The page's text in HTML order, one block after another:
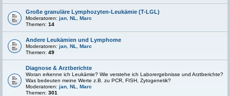
Große granuläre Lymphozyten-Leukämie (T-LGL)
Moderatoren: jan NL
Marc
Themen: 14
Andere Leukämien und Lymphome
Moderatoren: jan NL
Marc
Themen: 49
Diagnose & Arztberichte
Woran erkenne ich Leukämie? Wie verstehe ich Laborergebnisse und Arztberichte?
Was bedeuten meine Werte z.B. zu PCR, FISH, Zytogenetik?
Moderatoren: jan NL
Marc
Themen: 301